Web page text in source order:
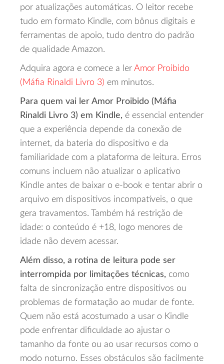
por atualizações automáticas. O leitor recebe
tudo em formato Kindle, com bônus digitais e
ferramentas de apoio, tudo dentro do padrão
de qualidade Amazon.
Adquira agora e comece a ler Amor Proibido
(Máfia Rinaldi Livro 3) em minutos.
Para quem vai ler Amor Proibido (Máfia
Rinaldi Livro 3) em Kindle, é essencial entender
que a experiência depende da conexão de
internet, da bateria do dispositivo e da
familiaridade com a plataforma de leitura. Erros
comuns incluem não atualizar o aplicativo
Kindle antes de baixar o e‑book e tentar abrir o
arquivo em dispositivos incompatíveis, o que
gera travamentos. Também há restrição de
idade: o conteúdo é +18, logo menores de
idade não devem acessar.
Além disso, a rotina de leitura pode ser
interrompida por limitações técnicas, como
falta de sincronização entre dispositivos ou
problemas de formatação ao mudar de fonte.
Quem não está acostumado a usar o Kindle
pode enfrentar dificuldade ao ajustar o
tamanho da fonte ou ao usar recursos como o
modo noturno. Esses obstáculos são facilmente